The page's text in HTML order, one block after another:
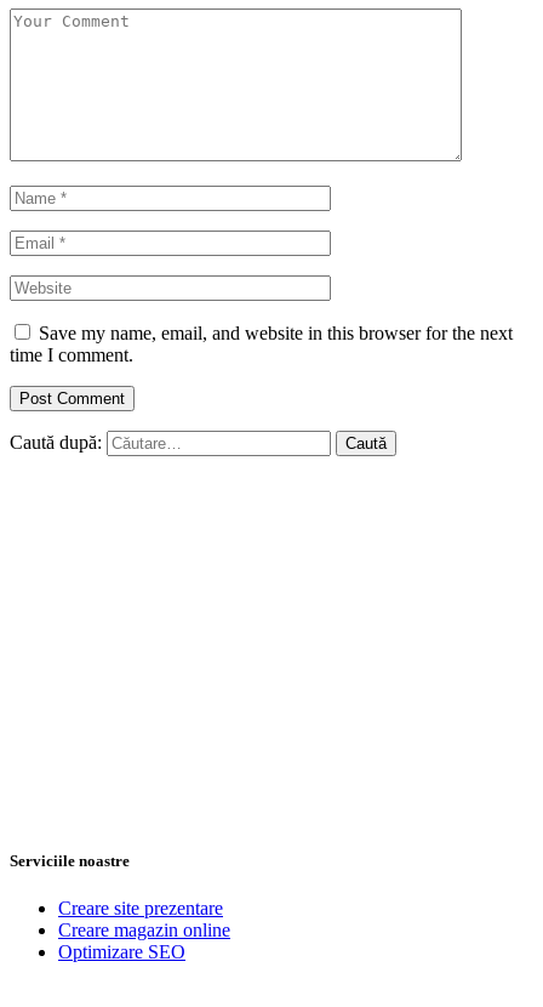
Save my name, email, and website in this browser for the next
time I comment.
Caută după:
Serviciile noastre
Creare site prezentare
Creare magazin online
Optimizare SEO